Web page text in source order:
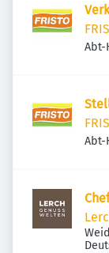
Abt-
Abt-